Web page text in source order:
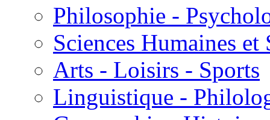
Philosophie -
Sciences Humaines et
Arts - Loisirs - Sports
Linguistique -